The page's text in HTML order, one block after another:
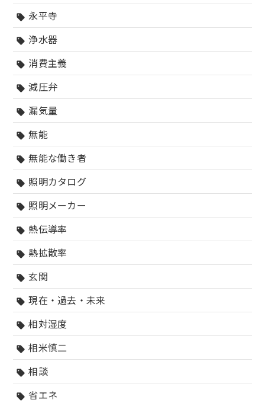
sell 永平寺
sell 浄水器
sell 消費主義
sell 減圧弁
sell 漏気量
sell 無能
sell 無能な働き者
sell 照明カタログ
sell 照明メーカー
sell 熱伝導率
sell 熱拡散率
sell 玄関
sell 現在・過去・未来
sell 相対湿度
sell 相米慎二
sell 相談
sell 省エネ